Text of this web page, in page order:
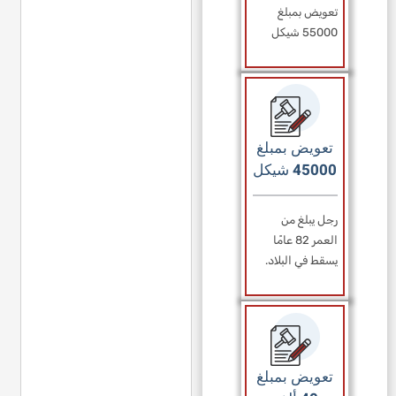
تعويض بمبلغ
55000 شيكل
تعويض بمبلغ
45000 شيكل
رجل يبلغ من
العمر 82 عامًا
يسقط في البلاد.
تعويض بمبلغ